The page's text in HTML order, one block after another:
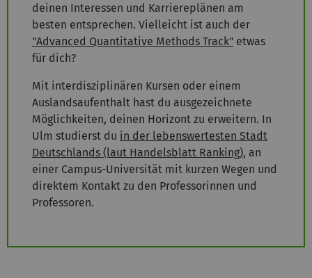
deinen Interessen und Karriereplänen am
besten entsprechen. Vielleicht ist auch der
"Advanced Quantitative Methods Track" etwas
für dich?
Mit interdisziplinären Kursen oder einem
Auslandsaufenthalt hast du ausgezeichnete
Möglichkeiten, deinen Horizont zu erweitern. In
Ulm studierst du in der lebenswertesten Stadt
Deutschlands (laut Handelsblatt Ranking), an
einer Campus-Universität mit kurzen Wegen und
direktem Kontakt zu den Professorinnen und
Professoren.